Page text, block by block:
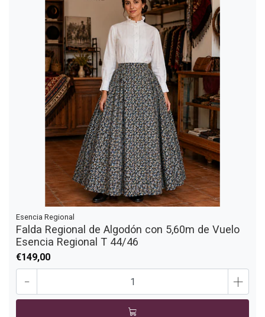
Esencia Regional
Falda Regional de Algodón con 5,60m de Vuelo
Esencia Regional T 44/46
€149,00
- +